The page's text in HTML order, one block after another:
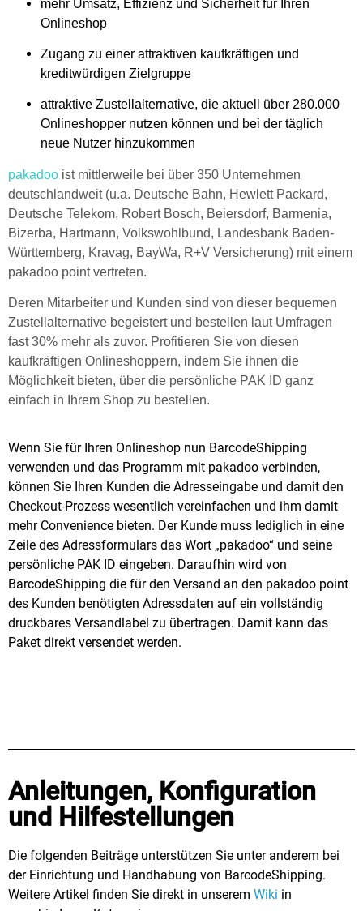
mehr Umsatz, Effizienz und Sicherheit für Ihren
Onlineshop
Zugang zu einer attraktiven kaufkräftigen und
kreditwürdigen Zielgruppe
attraktive Zustellalternative, die aktuell über 280.000
Onlineshopper nutzen können und bei der täglich
neue Nutzer hinzukommen
pakadoo ist mittlerweile bei über 350 Unternehmen
deutschlandweit (u.a. Deutsche Bahn, Hewlett Packard,
Deutsche Telekom, Robert Bosch, Beiersdorf, Barmenia,
Bizerba, Hartmann, Volkswohlbund, Landesbank Baden-
Württemberg, Kravag, BayWa, R+V Versicherung) mit einem
pakadoo point vertreten.
Deren Mitarbeiter und Kunden sind von dieser bequemen
Zustellalternative begeistert und bestellen laut Umfragen
fast 30% mehr als zuvor. Profitieren Sie von diesen
kaufkräftigen Onlineshoppern, indem Sie ihnen die
Möglichkeit bieten, über die persönliche PAK ID ganz
einfach in Ihrem Shop zu bestellen.
Wenn Sie für Ihren Onlineshop nun BarcodeShipping
verwenden und das Programm mit pakadoo verbinden,
können Sie Ihren Kunden die Adresseingabe und damit den
Checkout-Prozess wesentlich vereinfachen und ihm damit
mehr Convenience bieten. Der Kunde muss lediglich in eine
Zeile des Adressformulars das Wort „pakadoo“ und seine
persönliche PAK ID eingeben. Daraufhin wird von
BarcodeShipping die für den Versand an den pakadoo point
des Kunden benötigten Adressdaten auf ein vollständig
druckbares Versandlabel zu übertragen. Damit kann das
Paket direkt versendet werden.
Anleitungen, Konfiguration
und Hilfestellungen
Die folgenden Beiträge unterstützen Sie unter anderem bei
der Einrichtung und Handhabung von BarcodeShipping.
Weitere Artikel finden Sie direkt in unserem Wiki in